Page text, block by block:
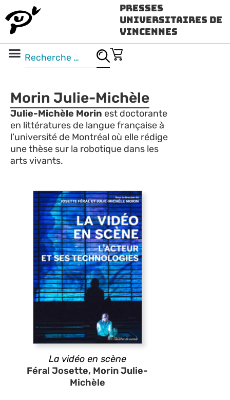
Presses
Universitaires de
Vincennes
Morin Julie-Michèle
Julie-Michèle Morin est doctorante
en littératures de langue française à
l’université de Montréal où elle rédige
une thèse sur la robotique dans les
arts vivants.
La vidéo en scène
Féral Josette, Morin Julie-
Michèle